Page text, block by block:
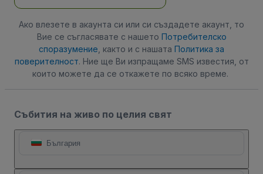
Ако влезете в акаунта си или си създадете акаунт, то
Вие се съгласявате с нашето Потребителско
споразумение , както и с нашата Политика за
поверителност. Ние ще Ви изпращаме SMS известия, от
които можете да се откажете по всяко време.
Събития на живо по целия свят
България